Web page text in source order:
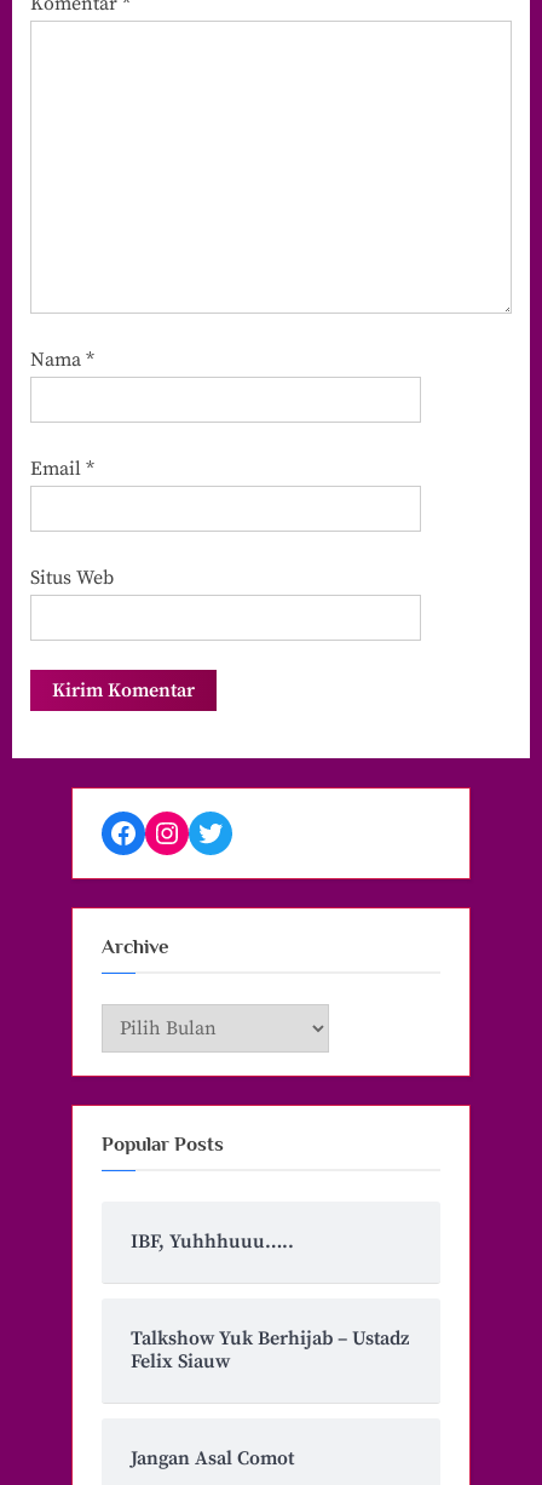
Nama *
Email *
Situs Web
Facebook
Instagram
Twitter
Archive
Archive
Popular Posts
IBF, Yuhhhuuu…..
Talkshow Yuk Berhijab – Ustadz
Felix Siauw
Jangan Asal Comot